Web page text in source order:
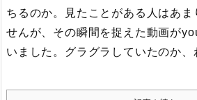
ちるのか。
見たことがある人はあま
せんが、その瞬間を捉えた動画が
いました。 グラグラしていたのか、